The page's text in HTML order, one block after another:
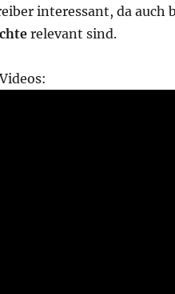
interessant, da auch
relevant sind.